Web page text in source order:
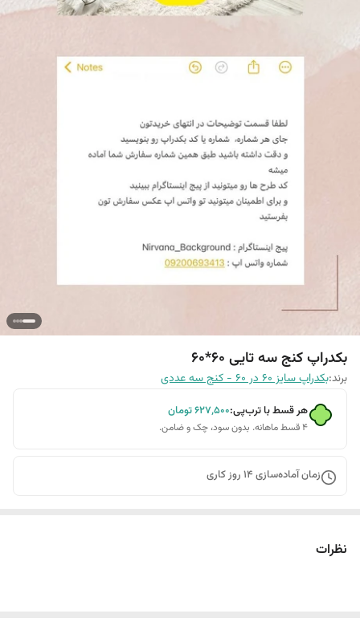
بکدراپ کنج سه تایی 60*60
برند:بکدراپ سایز 60 در 60 - کنج سه عددی
هر قسط با ترب‌پی:۶۲۷٬۵۰۰تومان
۴ قسط ماهانه. بدون سود، چک و ضامن.
زمان آماده‌سازی 14 روز کاری
نظرات